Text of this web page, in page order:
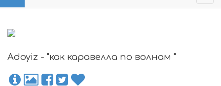
Adoyiz - "как каравелла по волнам "